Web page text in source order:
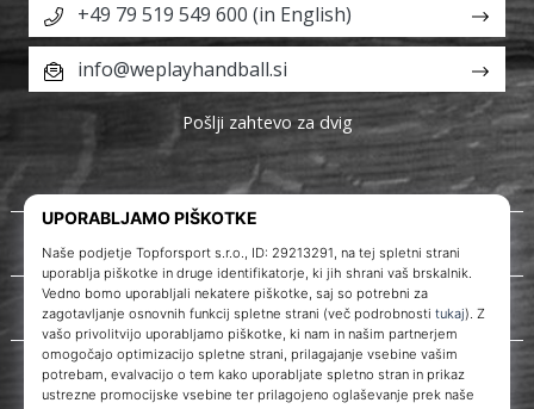
O nas
Storitve za stranke
+49 79 519 549 600 (in English)
info@weplayhandball.si
Pošlji zahtevo za dvig